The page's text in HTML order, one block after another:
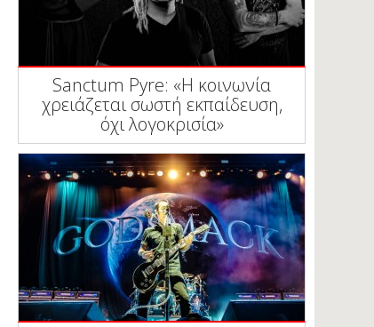
Sanctum Pyre: «Η κοινωνία
χρειάζεται σωστή εκπαίδευση,
όχι λογοκρισία»